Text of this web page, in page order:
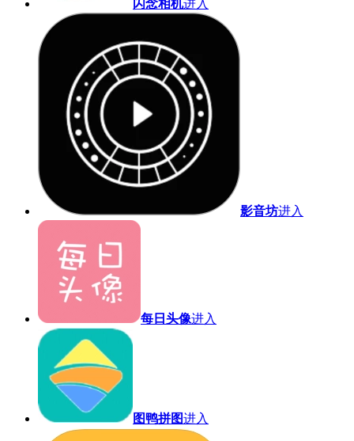
闪念相机进入
影音坊进入
每日头像进入
图鸭拼图进入